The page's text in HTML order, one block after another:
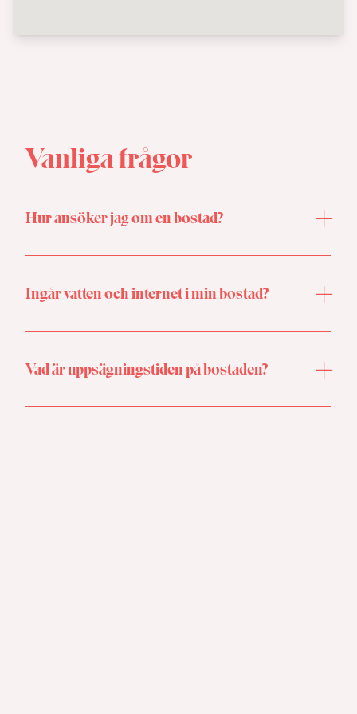
Vanliga frågor
Hur ansöker jag om en bostad?
Kontakta ossför att ansöka om de lediga
Ingår vatten och internet i min bostad?
Vatten och internet ingår i din månadshyra.
Vad är uppsägningstiden på bostaden?
Vi har tre månaders uppsägningstid på våra